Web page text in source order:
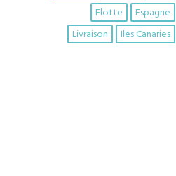
Espagne
Flotte
Iles Canaries
Livraison